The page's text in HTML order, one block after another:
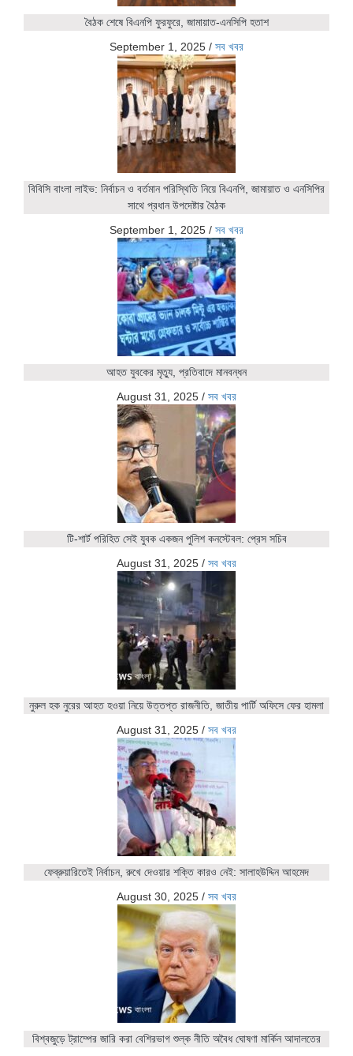
বৈঠক শেষে বিএনপি ফুরফুরে, জামায়াত-এনসিপি হতাশ
September 1, 2025 / সব খবর
বিবিসি বাংলা লাইভ: নির্বাচন ও বর্তমান পরিস্থিতি নিয়ে বিএনপি, জামায়াত ও এনসিপির
সাথে প্রধান উপদেষ্টার বৈঠক
September 1, 2025 / সব খবর
আহত যুবকের মৃত্যু, প্রতিবাদে মানবন্ধন
August 31, 2025 / সব খবর
টি-শার্ট পরিহিত সেই যুবক একজন পুলিশ কনস্টেবল: প্রেস সচিব
August 31, 2025 / সব খবর
নুরুল হক নুরের আহত হওয়া নিয়ে উত্তপ্ত রাজনীতি, জাতীয় পার্টি অফিসে ফের হামলা
August 31, 2025 / সব খবর
ফেব্রুয়ারিতেই নির্বাচন, রুখে দেওয়ার শক্তি কারও নেই: সালাহউদ্দিন আহমেদ
August 30, 2025 / সব খবর
বিশ্বজুড়ে ট্রাম্পের জারি করা বেশিরভাগ শুল্ক নীতি অবৈধ ঘোষণা মার্কিন আদালতের